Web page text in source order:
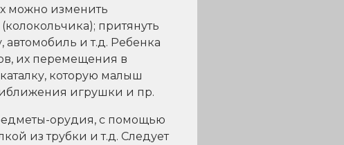
можно изменить
притянуть
автомобиль и т.д. Ребенка
их перемещения в
которую малыш
игрушки и пр.
орудия, с помощью
из трубки и т.д. Следует